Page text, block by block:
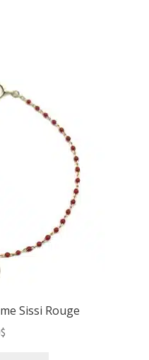
Sissi Rouge
$